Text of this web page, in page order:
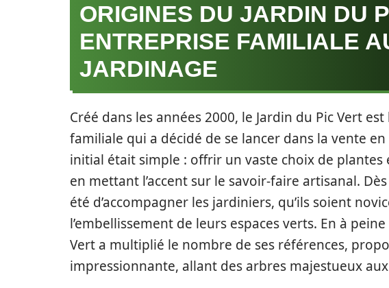
ORIGINES DU JARDIN DU
ENTREPRISE FAMILIALE
JARDINAGE
Créé dans les années 2000, le Jardin du Pic Vert
familiale qui a décidé de se lancer dans la vente
initial était simple : offrir un vaste choix de
en mettant l’accent sur le savoir-faire artisanal.
été d’accompagner les jardiniers, qu’ils soient
l’embellissement de leurs espaces verts. En à
Vert a multiplié le nombre de ses références,
impressionnante, allant des arbres majestueux